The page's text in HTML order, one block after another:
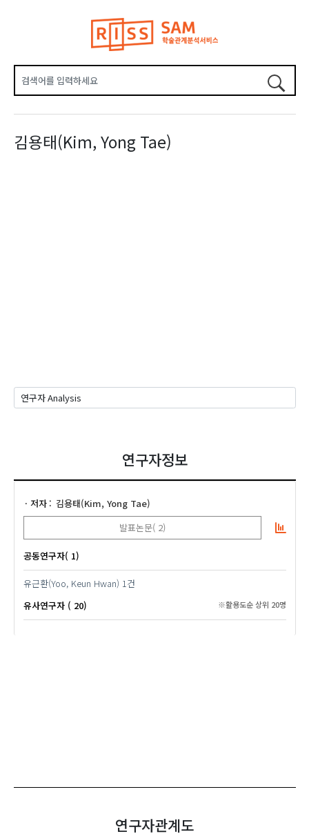
김용태(Kim, Yong Tae)
연구자정보
저자
김용태(Kim, Yong Tae)
발표논문( 2)
공동연구자( 1)
유근환(Yoo, Keun Hwan) 1건
유사연구자 ( 20)
※활용도순 상위 20명
연구자관계도